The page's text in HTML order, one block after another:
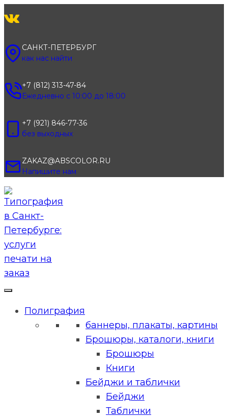
к
САНКТ-ПЕТЕРБУРГ
как нас найти
+7 (812) 313-47-84
Ежедневно с 10:00 до 18:00
+7 (921) 846-77-36
без выходных
ZAKAZ@ABSCOLOR.RU
Напишите нам
Полиграфия
баннеры, плакаты, картины
Брошюры, каталоги, книги
Брошюры
Книги
Бейджи и таблички
Бейджи
Таблички